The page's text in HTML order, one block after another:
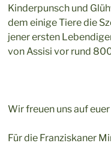
Kinderpunsch und
dem einige Tiere die
jener ersten
von Assisi vor rund
Wir freuen uns auf
Für die Franziskaner